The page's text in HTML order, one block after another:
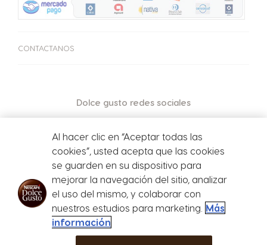
Store Menu
BEBIDAS
Repetir compra
CAFETERAS
Cafeteras
¡Beneficios de tener tu cafetera Dolce Gusto!
Dolce gusto redes sociales
CONTACTANOS
Defensa del
consumidor
Al hacer clic en “Aceptar todas las
cookies”, usted acepta que las cookies
se guarden en su dispositivo para
mejorar la navegación del sitio, analizar
el uso del mismo, y colaborar con
nuestros estudios para marketing. Más
información